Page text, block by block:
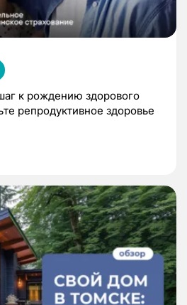
к рождению здорового
репродуктивное здоровье